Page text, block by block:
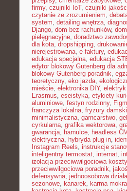
firmy, czujniki IoT, czujniki
czytanie ze zrozumieniem,
system, detailing wnętrza,
Django, dom bez rachunków,
pielęgnacyjne, doradztwo
dla kota, dropshipping,
nierejestrowana, e-faktury,
edukacja specjalna, edukacja
edytor blokowy Gutenberg dla
blokowy Gutenberg poradnik,
teoretyczny, eko jazda,
mieście, elektronika DIY,
Erasmus, eseistyka, etykiety
aluminiowe, festyn rodzinny,
franczyza lokalna, fryzury
minimalistyczna, garncarstwo,
cyrkularna, grafika wektorowa,
gwarancja, hamulce, headless
elektryczna, hybryda plug-in,
Instagram Reels, instrukcje
inteligentny termostat, internat,
izolacja przeciwwilgociowa koszty
przeciwwilgociowa poradnik,
defensywna, jednoosobowa
sezonowe, kanarek, karma